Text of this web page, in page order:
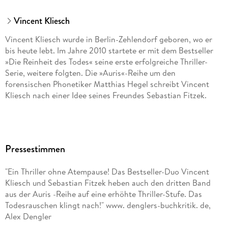
Vincent Kliesch
Vincent Kliesch wurde in Berlin-Zehlendorf geboren, wo er
bis heute lebt. Im Jahre 2010 startete er mit dem Bestseller
»Die Reinheit des Todes« seine erste erfolgreiche Thriller-
Serie, weitere folgten. Die »Auris«-Reihe um den
forensischen Phonetiker Matthias Hegel schreibt Vincent
Kliesch nach einer Idee seines Freundes Sebastian Fitzek.
Pressestimmen
"Ein Thriller ohne Atempause! Das Bestseller-Duo Vincent
Kliesch und Sebastian Fitzek heben auch den dritten Band
aus der Auris -Reihe auf eine erhöhte Thriller-Stufe. Das
Todesrauschen klingt nach!" www. denglers-buchkritik. de,
Alex Dengler